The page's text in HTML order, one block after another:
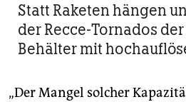
Statt Raketen hängen
der Recce-Tornados
Behälter mit
„Der Mangel solcher